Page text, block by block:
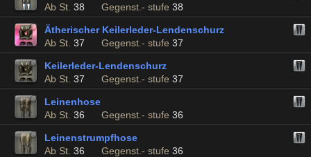
Ab St. 38 Gegenst.- stufe 38
Ätherischer Keilerleder-Lendenschurz
Ab St. 37 Gegenst.- stufe 37
Keilerleder-Lendenschurz
Ab St. 37 Gegenst.- stufe 37
Leinenhose
Ab St. 36 Gegenst.- stufe 36
Leinenstrumpfhose
Ab St. 36 Gegenst.- stufe 36